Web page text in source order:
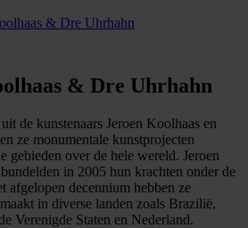
& Dre Uhrhahn
& Dre Uhrhahn
de kunstenaars Jeroen Koolhaas en
ze monumentale kunstprojecten
gebieden over de hele wereld. Jeroen
in 2005 hun krachten onder de
afgelopen decennium hebben ze
in diverse landen zoals Brazilië,
Verenigde Staten en Nederland.